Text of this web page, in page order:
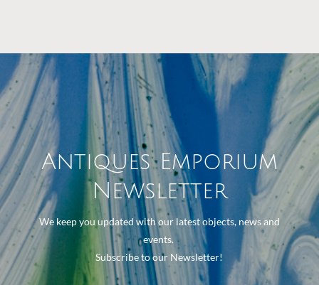
Antiques Emporium
Newsletter
We keep you updated with our latest objects, news and
events.
Subscribe to our Newsletter!